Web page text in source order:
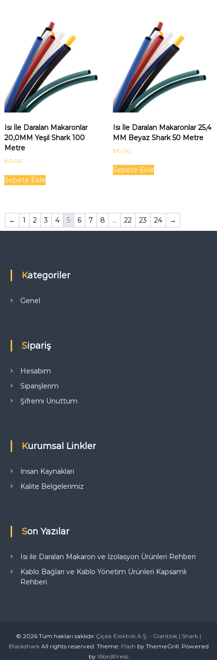
Isı İle Daralan Makaronlar
20,0MM Yeşil Shark 100
Metre
₺0,00
Sepete Ekle
Isı İle Daralan Makaronlar 25,4
MM Beyaz Shark 50 Metre
₺0,00
Sepete Ekle
← 1 2 3 4 5 6 7 8 … 22 23 24 →
Kategoriler
Genel
Sipariş
Hesabım
Siparişlerim
Şifremi Unuttum
Kurumsal Linkler
İnsan Kaynakları
Kalite Belgelerimiz
Son Yazılar
Isı ile Daralan Makaron ve İzolasyon Ürünleri Rehberi
Kablo Bağları ve Kablo Yönetim Ürünleri Kapsamlı
Rehberi
© 2026 Tüm hakları saklıdır Çiçek Elektrik A.Ş. - Giantlok | Shark |
BlacksharkAll rights reserved. Theme: Flash by ThemeGrill. Powered
by WordPress